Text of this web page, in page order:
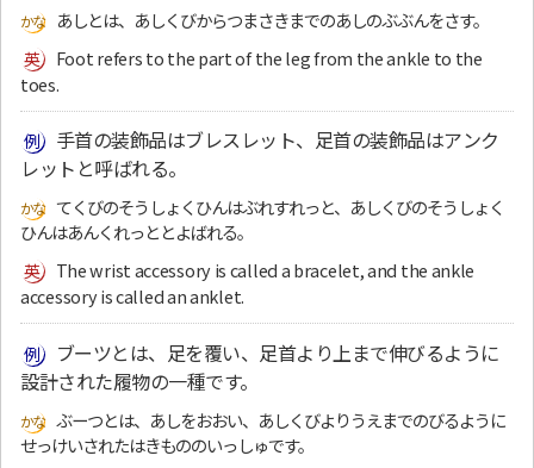
あしとは、あしくびからつまさきまでのあしのぶぶんをさす。
Foot refers to the part of the leg from the ankle to the
toes.
手首の装飾品はブレスレット、足首の装飾品はアンク
レットと呼ばれる。
てくびのそうしょくひんはぶれすれっと、あしくびのそうしょく
ひんはあんくれっととよばれる。
The wrist accessory is called a bracelet, and the ankle
accessory is called an anklet.
ブーツとは、足を覆い、足首より上まで伸びるように
設計された履物の一種です。
ぶーつとは、あしをおおい、あしくびよりうえまでのびるように
せっけいされたはきもののいっしゅです。